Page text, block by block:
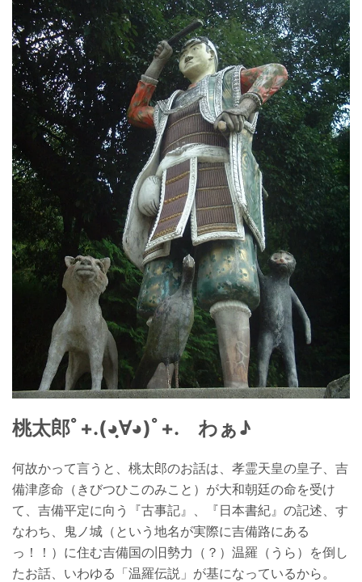
桃太郎ﾟ+.(◕ฺ∀◕)ﾟ+. わぁ♪
何故かって言うと、桃太郎のお話は、孝霊天皇の皇子、吉
備津彦命（きびつひこのみこと）が大和朝廷の命を受け
て、吉備平定に向う『古事記』、『日本書紀』の記述、す
なわち、鬼ノ城（という地名が実際に吉備路にある
っ！！）に住む吉備国の旧勢力（？）温羅（うら）を倒し
たお話、いわゆる「温羅伝説」が基になっているから。